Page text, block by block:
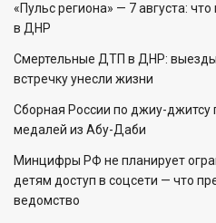
«Пульс региона» — 7 августа:
в ДНР
Смертельные ДТП в ДНР:
встречку унесли жизни
Сборная России по джиу-джитсу
медалей из Абу-Даби
Минцифры РФ не планирует
детям доступ в соцсети — что
ведомство